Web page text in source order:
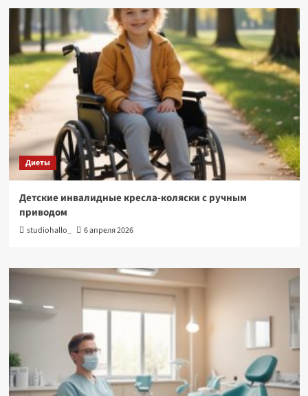
Диеты
Детские инвалидные кресла-коляски с ручным
приводом
studiohallo_ 6 апреля 2026